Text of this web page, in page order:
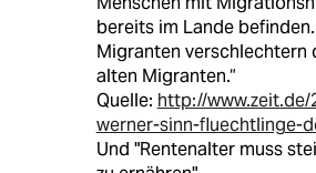
bereits im Lande
Migranten verschlechtern
alten Migranten.“
Quelle: http://www.zeit.de/
werner-sinn-fluechtlinge-
Und "Rentenalter muss